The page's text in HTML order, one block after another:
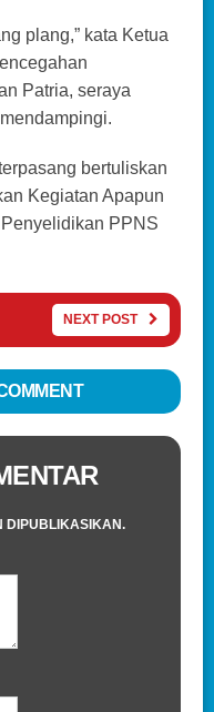
plang,” kata Ketua
Patria, seraya
bertuliskan
Kegiatan Apapun
PPNS
NEXT POST
DIPUBLIKASIKAN.